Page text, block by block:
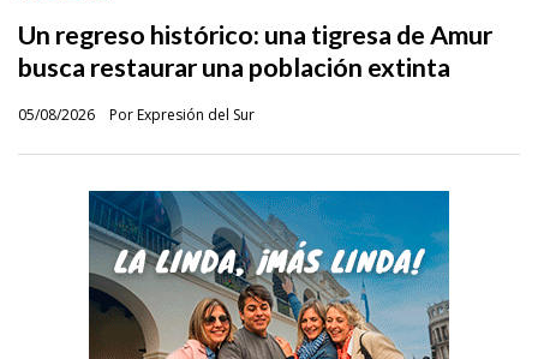
Un regreso histórico: una tigresa de Amur
busca restaurar una población extinta
Por Expresión del Sur
05/08/2026